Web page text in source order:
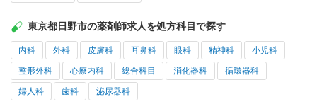
東京都日野市の薬剤師求人を処方科目で探す
内科 外科 皮膚科 耳鼻科 眼科 精神科 小児科
整形外科 心療内科 総合科目 消化器科 循環器科
婦人科 歯科 泌尿器科